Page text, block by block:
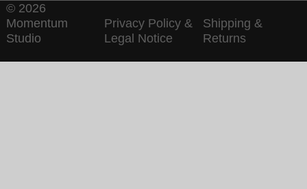
© 2026
Momentum
Studio
Privacy Policy &
Legal Notice
Shipping &
Returns